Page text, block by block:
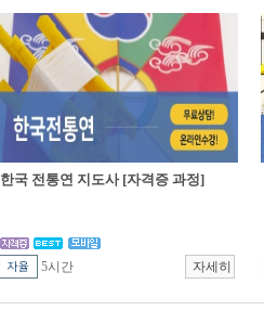
한국 전통연 지도사 [자격증 과정]
5시간